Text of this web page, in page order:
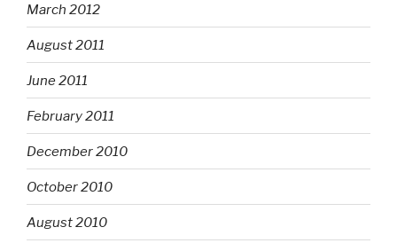
March 2012
August 2011
June 2011
February 2011
December 2010
October 2010
August 2010